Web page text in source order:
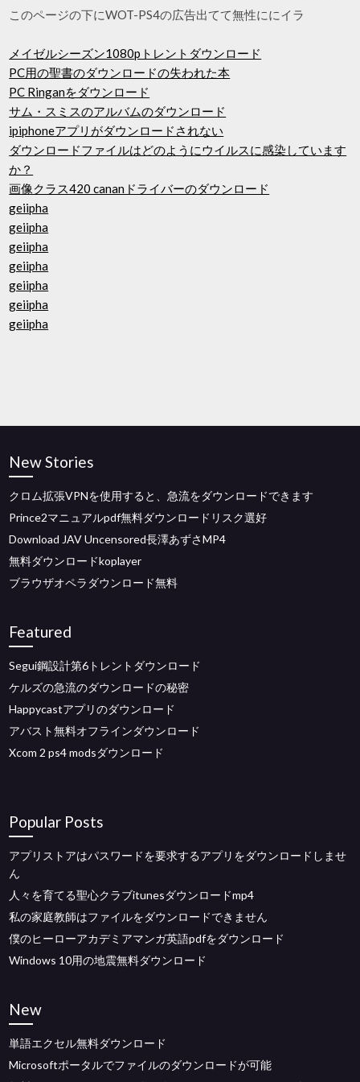
このページの下にWOT-PS4の広告出てて無性ににイラ
メイゼルシーズン1080pトレントダウンロード
PC用の聖書のダウンロードの失われた本
PC Ringanをダウンロード
サム・スミスのアルバムのダウンロード
ipiphoneアプリがダウンロードされない
ダウンロードファイルはどのようにウイルスに感染しています
か？
画像クラス420 cananドライバーのダウンロード
geiipha
geiipha
geiipha
geiipha
geiipha
geiipha
geiipha
New Stories
クロム拡張VPNを使用すると、急流をダウンロードできます
Prince2マニュアルpdf無料ダウンロードリスク選好
Download JAV Uncensored長澤あずさMP4
無料ダウンロードkoplayer
ブラウザオペラダウンロード無料
Featured
Segui鋼設計第6トレントダウンロード
ケルズの急流のダウンロードの秘密
Happycastアプリのダウンロード
アバスト無料オフラインダウンロード
Xcom 2 ps4 modsダウンロード
Popular Posts
アプリストアはパスワードを要求するアプリをダウンロードしませ
ん
人々を育てる聖心クラブitunesダウンロードmp4
私の家庭教師はファイルをダウンロードできません
僕のヒーローアカデミアマンガ英語pdfをダウンロード
Windows 10用の地震無料ダウンロード
New
単語エクセル無料ダウンロード
Microsoftポータルでファイルのダウンロードが可能